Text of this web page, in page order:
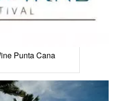
Punta Cana